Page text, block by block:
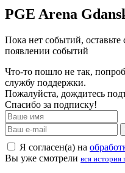
PGE Arena
Пока нет событий,
появлении событий
Что-то пошло не так,
службу поддержки.
Пожалуйста, дождитесь
Спасибо за подписку!
Я согласен(а) на
Вы уже смотрели вся история